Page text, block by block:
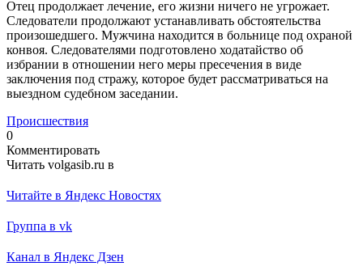
Отец продолжает лечение, его жизни ничего не угрожает.
Следователи продолжают устанавливать обстоятельства
произошедшего. Мужчина находится в больнице под охраной
конвоя. Следователями подготовлено ходатайство об
избрании в отношении него меры пресечения в виде
заключения под стражу, которое будет рассматриваться на
выездном судебном заседании.
Происшествия
0
Комментировать
Читать volgasib.ru в
Читайте в Яндекс Новостях
Группа в vk
Канал в Яндекс Дзен